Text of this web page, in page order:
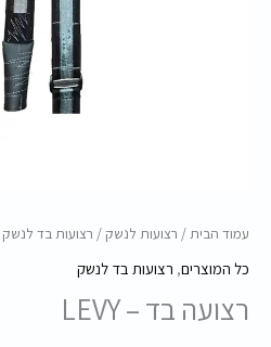
עמוד הבית/ רצועות לנשק / רצועות בד לנשק
כל המוצרים, רצועות בד לנשק
רצועה בד – LEVY